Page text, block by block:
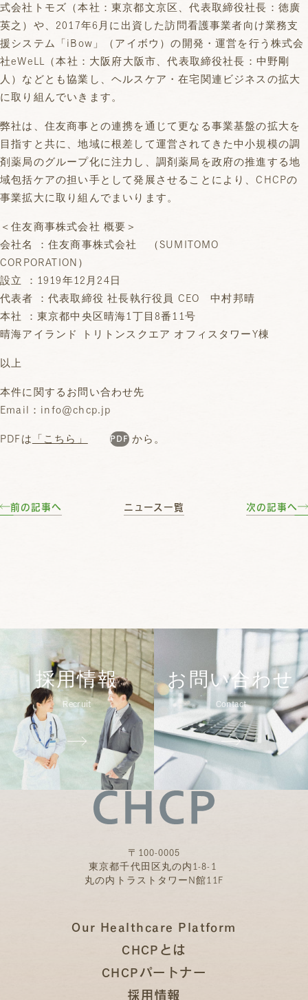
式会社トモズ（本社：東京都文京区、代表取締役社長：徳廣
英之）や、2017年6月に出資した訪問看護事業者向け業務支
援システム「iBow」（アイボウ）の開発・運営を行う株式会
社eWeLL（本社：大阪府大阪市、代表取締役社長：中野剛
人）などとも協業し、ヘルスケア・在宅関連ビジネスの拡大
に取り組んでいきます。
弊社は、住友商事との連携を通じて更なる事業基盤の拡大を
目指すと共に、地域に根差して運営されてきた中小規模の調
剤薬局のグループ化に注力し、調剤薬局を政府の推進する地
域包括ケアの担い手として発展させることにより、CHCPの
事業拡大に取り組んでまいります。
＜住友商事株式会社 概要＞
会社名 ：住友商事株式会社 （SUMITOMO
CORPORATION）
設立 ：1919年12月24日
代表者 ：代表取締役 社長執行役員 CEO 中村邦晴
本社 ：東京都中央区晴海1丁目8番11号
晴海アイランド トリトンスクエア オフィスタワーY棟
以上
本件に関するお問い合わせ先
Email：info@chcp.jp
PDFは 「こちら」 から。
前の記事へ ニュース一覧 次の記事へ
採用情報
Recruit
お問い合わせ
Contact
〒100-0005
東京都千代田区丸の内1-8-1
丸の内トラストタワーN館11F
Our Healthcare Platform
CHCPとは
CHCPパートナー
採用情報